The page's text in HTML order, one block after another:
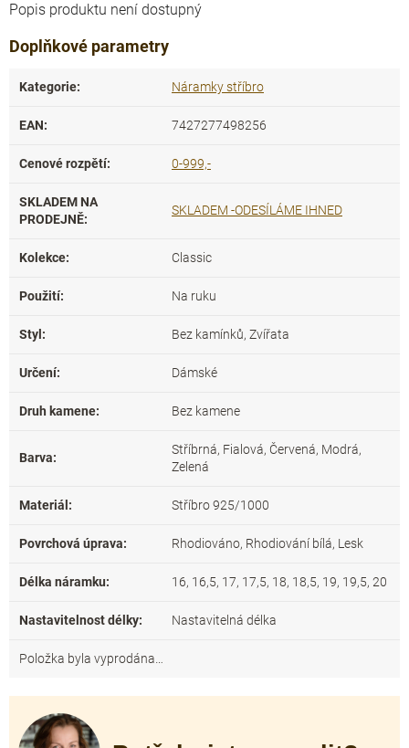
Popis produktu není dostupný
Doplňkové parametry
Kategorie: Náramky stříbro
EAN: 7427277498256
Cenové rozpětí: 0-999,-
SKLADEM NA
PRODEJNĚ:
SKLADEM -ODESÍLÁME IHNED
Kolekce: Classic
Použití: Na ruku
Styl : Bez kamínků, Zvířata
Určení: Dámské
Druh kamene: Bez kamene
Barva:
Stříbrná, Fialová, Červená, Modrá,
Zelená
Materiál : Stříbro 925/1000
Povrchová úprava: Rhodiováno, Rhodiování bílá, Lesk
Délka náramku: 16, 16,5, 17, 17,5, 18, 18,5, 19, 19,5, 20
Nastavitelnost délky: Nastavitelná délka
Položka byla vyprodána…